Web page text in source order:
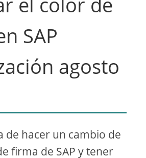
SAP
agosto
de hacer un cambio de
firma de SAP y tener